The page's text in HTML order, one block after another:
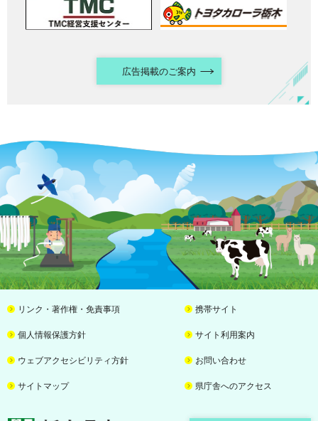
広告掲載のご案内
リンク・著作権・免責事項 携帯サイト
個人情報保護方針 サイト利用案内
ウェブアクセシビリティ方針 お問い合わせ
サイトマップ 県庁舎へのアクセス